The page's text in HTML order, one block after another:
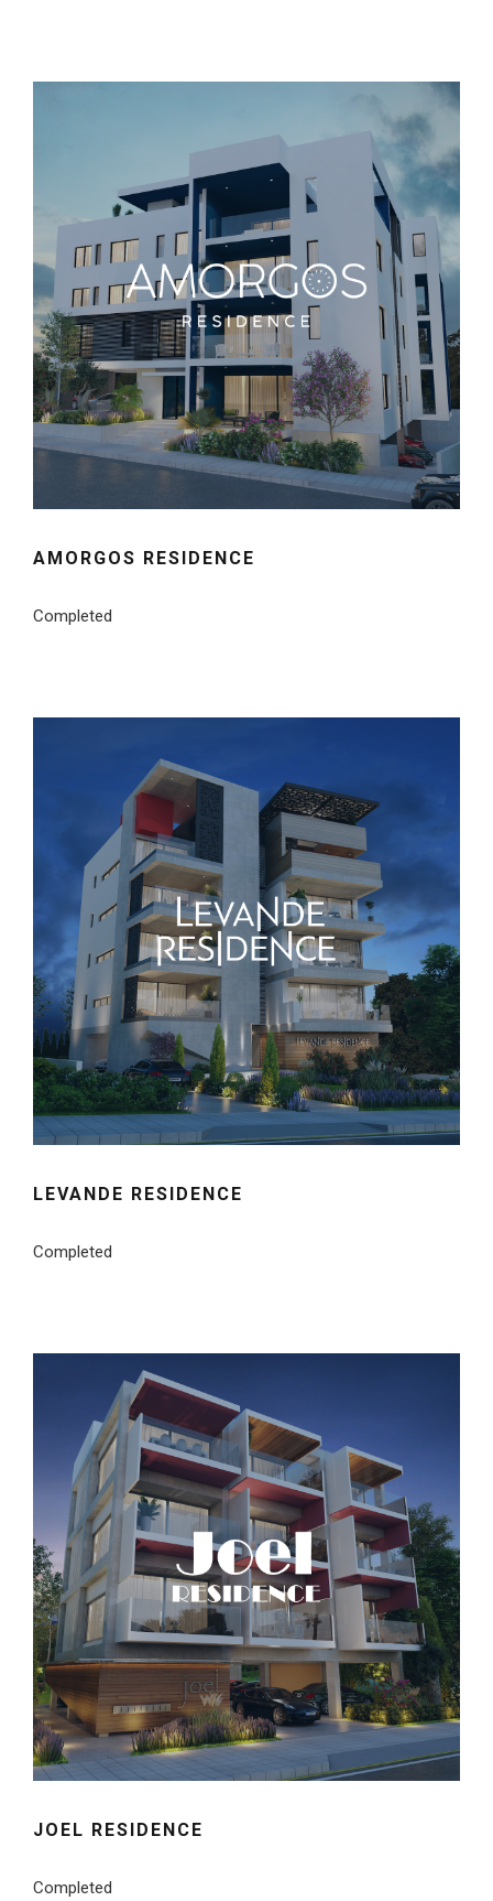
AMORGOS RESIDENCE
Completed
LEVANDE RESIDENCE
Completed
JOEL RESIDENCE
Completed